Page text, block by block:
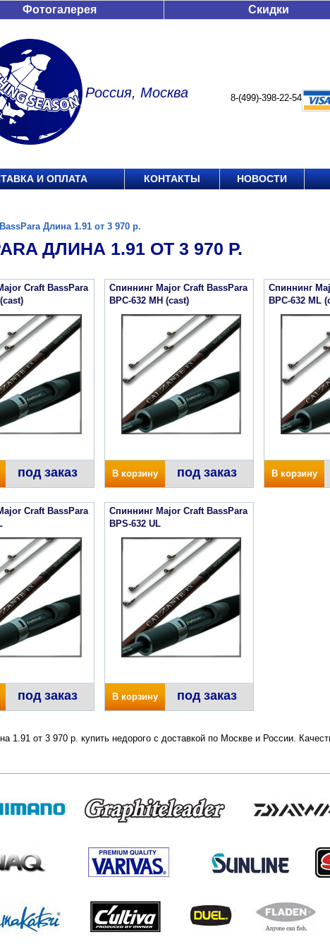
Фотогалерея Скидки
Россия, Москва 8-(499)-398-22-54
И ОПЛАТА КОНТАКТЫ НОВОСТИ
BassPara Длина 1.91 от 3 970 р.
ДЛИНА 1.91 ОТ 3 970 Р.
Craft BassPara
под заказ
Спиннинг Major Craft BassPara
BPC-632 MH (cast)
В корзину под заказ
Спиннинг
BPC-632 ML
В корзину
Craft BassPara
под заказ
Спиннинг Major Craft BassPara
BPS-632 UL
В корзину под заказ
1.91 от 3 970 р. купить недорого с доставкой по Москве и России.